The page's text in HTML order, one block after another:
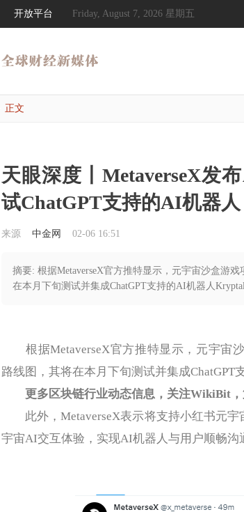
开放平台 Friday, August 7, 2026 星期五
正文
天眼深度丨MetaverseX发
试ChatGPT支持的AI机器人
来源 中金网 02-06 16:51
摘要: 根据MetaverseX官方推特显示，元宇宙沙盒游
在本月下旬测试并集成ChatGPT支持的AI机器人Kryptal
根据MetaverseX官方推特显示，元宇宙沙
路线图，其将在本月下旬测试并集成ChatGPT
更多区块链行业动态信息，关注WikiBit
此外，MetaverseX表示将支持小红书元宇
宇宙AI交互体验，实现AI机器人与用户顺畅沟